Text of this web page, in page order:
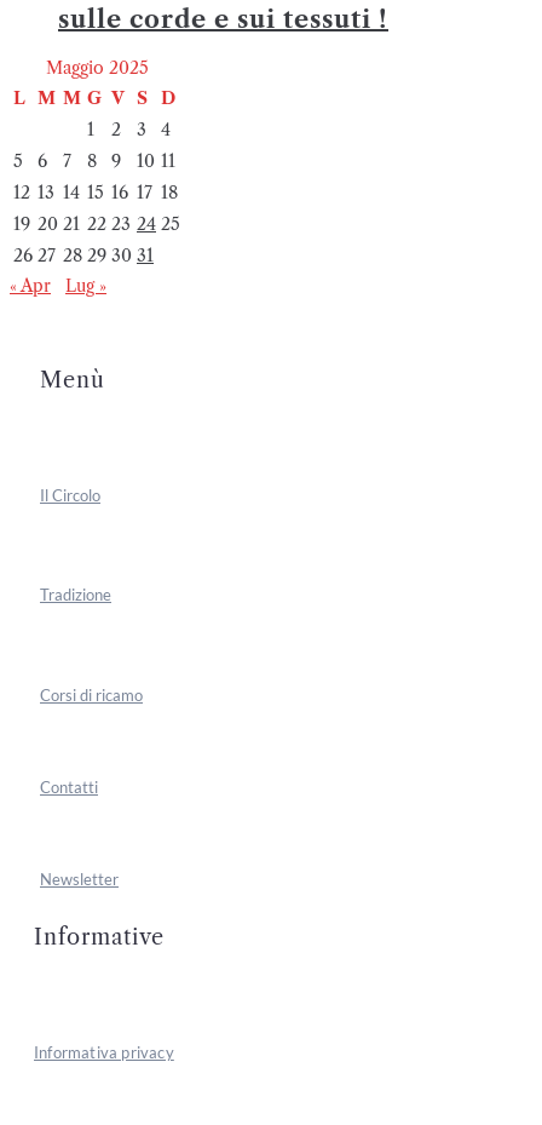
sulle corde e sui tessuti !
Maggio 2025
L M M G V S
D
1
2 3
4
5
6 7 8 9 10 11
12 13 14 15 16 17 18
19 20 21 22 23 24 25
26 27 28 29 30 31
« Apr
Lug »
Menù
Il Circolo
Tradizione
Corsi di ricamo
Contatti
Newsletter
Informative
Informativa privacy